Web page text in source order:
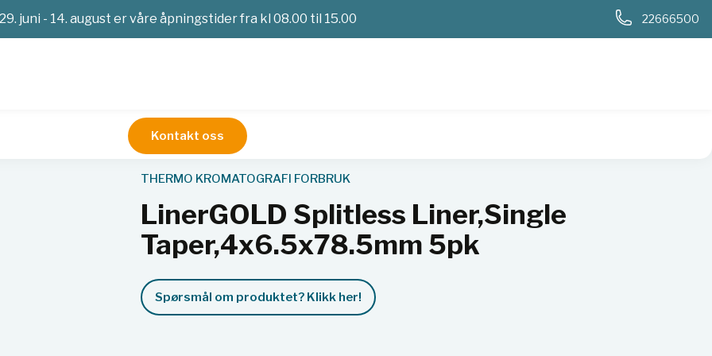
29. juni - 14. august er våre åpningstider fra kl 08.00 til 15.00 22666500
Kontakt oss
5pk
THERMO KROMATOGRAFI FORBRUK
LinerGOLD Splitless Liner,Single
Taper,4x6.5x78.5mm 5pk
Spørsmål om produktet? Klikk her!